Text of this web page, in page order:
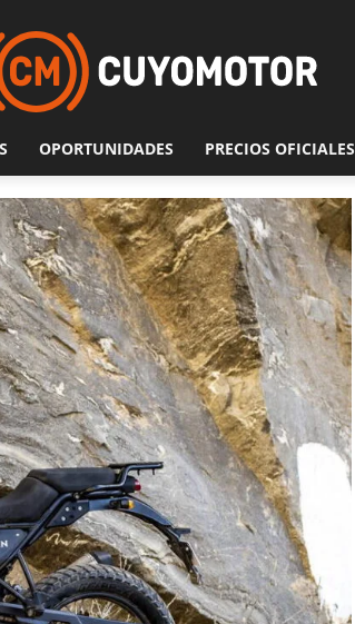
OPORTUNIDADES PRECIOS OFICIALES